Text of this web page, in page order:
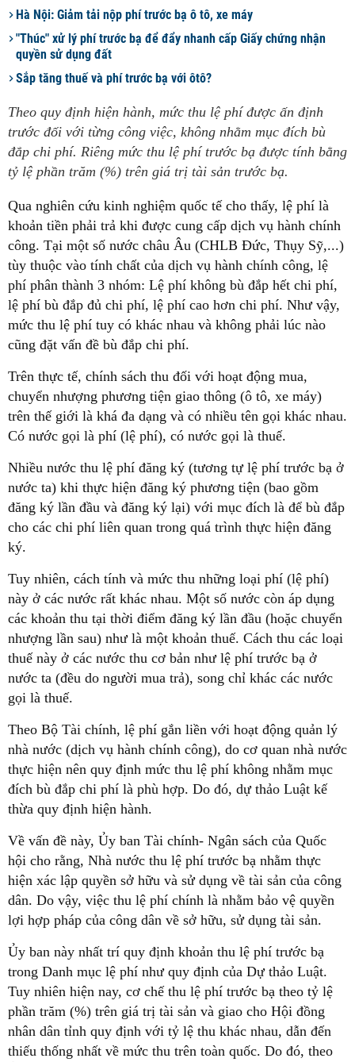
Hà Nội: Giảm tải nộp phí trước bạ ô tô, xe máy
"Thúc" xử lý phí trước bạ để đẩy nhanh cấp Giấy chứng nhận
quyền sử dụng đất
Sắp tăng thuế và phí trước bạ với ôtô?
Theo quy định hiện hành, mức thu lệ phí được ấn định
trước đối với từng công việc, không nhằm mục đích bù
đắp chi phí. Riêng mức thu lệ phí trước bạ được tính bằng
tỷ lệ phần trăm (%) trên giá trị tài sản trước bạ.
Qua nghiên cứu kinh nghiệm quốc tế cho thấy, lệ phí là
khoản tiền phải trả khi được cung cấp dịch vụ hành chính
công. Tại một số nước châu Âu (CHLB Đức, Thụy Sỹ,...)
tùy thuộc vào tính chất của dịch vụ hành chính công, lệ
phí phân thành 3 nhóm: Lệ phí không bù đắp hết chi phí,
lệ phí bù đắp đủ chi phí, lệ phí cao hơn chi phí. Như vậy,
mức thu lệ phí tuy có khác nhau và không phải lúc nào
cũng đặt vấn đề bù đắp chi phí.
Trên thực tế, chính sách thu đối với hoạt động mua,
chuyển nhượng phương tiện giao thông (ô tô, xe máy)
trên thế giới là khá đa dạng và có nhiều tên gọi khác nhau.
Có nước gọi là phí (lệ phí), có nước gọi là thuế.
Nhiều nước thu lệ phí đăng ký (tương tự lệ phí trước bạ ở
nước ta) khi thực hiện đăng ký phương tiện (bao gồm
đăng ký lần đầu và đăng ký lại) với mục đích là để bù đắp
cho các chi phí liên quan trong quá trình thực hiện đăng
ký.
Tuy nhiên, cách tính và mức thu những loại phí (lệ phí)
này ở các nước rất khác nhau. Một số nước còn áp dụng
các khoản thu tại thời điểm đăng ký lần đầu (hoặc chuyển
nhượng lần sau) như là một khoản thuế. Cách thu các loại
thuế này ở các nước thu cơ bản như lệ phí trước bạ ở
nước ta (đều do người mua trả), song chỉ khác các nước
gọi là thuế.
Theo Bộ Tài chính, lệ phí gắn liền với hoạt động quản lý
nhà nước (dịch vụ hành chính công), do cơ quan nhà nước
thực hiện nên quy định mức thu lệ phí không nhằm mục
đích bù đắp chi phí là phù hợp. Do đó, dự thảo Luật kế
thừa quy định hiện hành.
Về vấn đề này, Ủy ban Tài chính- Ngân sách của Quốc
hội cho rằng, Nhà nước thu lệ phí trước bạ nhằm thực
hiện xác lập quyền sở hữu và sử dụng về tài sản của công
dân. Do vậy, việc thu lệ phí chính là nhằm bảo vệ quyền
lợi hợp pháp của công dân về sở hữu, sử dụng tài sản.
Ủy ban này nhất trí quy định khoản thu lệ phí trước bạ
trong Danh mục lệ phí như quy định của Dự thảo Luật.
Tuy nhiên hiện nay, cơ chế thu lệ phí trước bạ theo tỷ lệ
phần trăm (%) trên giá trị tài sản và giao cho Hội đồng
nhân dân tỉnh quy định với tỷ lệ thu khác nhau, dẫn đến
thiếu thống nhất về mức thu trên toàn quốc. Do đó, theo